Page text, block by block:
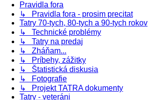
Pravidla fora
↳ Pravidla fora - prosim precitat
Tatry 70-tych, 80-tych a 90-tych rokov
↳ Technické problémy
↳ Tatry na predaj
↳ Zháňam...
↳ Príbehy, zážitky
↳ Štatistická diskusia
↳ Fotografie
↳ Projekt TATRA dokumenty
Tatry - veteráni